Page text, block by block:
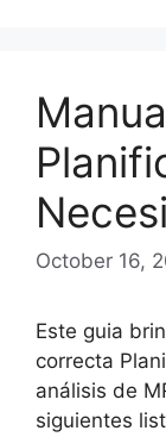
October 16,
Este guia
correcta
análisis de
siguientes